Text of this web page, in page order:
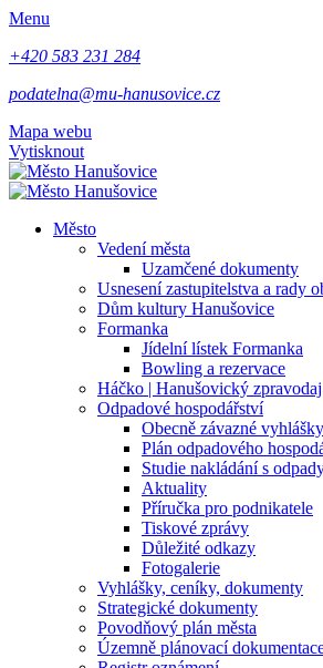
Menu
+420 583 231 284
podatelna@mu-hanusovice.cz
Mapa webu
Vytisknout
Město
Vedení města
Uzamčené dokumenty
Usnesení zastupitelstva a rady
Dům kultury Hanušovice
Formanka
Jídelní lístek Formanka
Bowling a rezervace
Háčko | Hanušovický zpravodaj
Odpadové hospodářství
Obecně závazné vyhlášky
Plán odpadového
Studie nakládání s
Aktuality
Příručka pro podnikatele
Tiskové zprávy
Důležité odkazy
Fotogalerie
Vyhlášky, ceníky, dokumenty
Strategické dokumenty
Povodňový plán města
Územně plánovací